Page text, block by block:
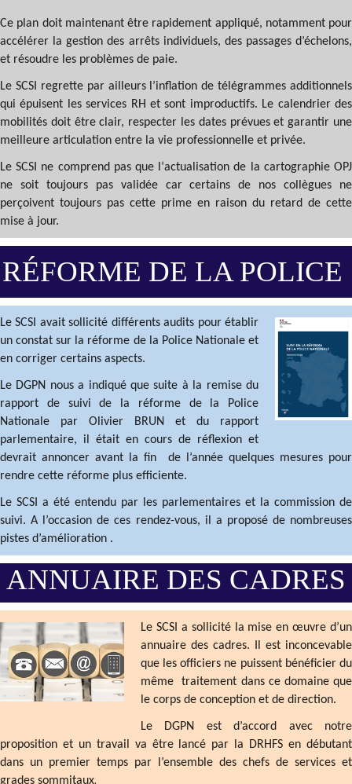
Ce plan doit maintenant être rapidement appliqué, notamment pour
accélérer la gestion des arrêts individuels, des passages d’échelons,
et résoudre les problèmes de paie.
Le SCSI regrette par ailleurs l’inflation de télégrammes additionnels
qui épuisent les services RH et sont improductifs. Le calendrier des
mobilités doit être clair, respecter les dates prévues et garantir une
meilleure articulation entre la vie professionnelle et privée.
Le SCSI ne comprend pas que l‘actualisation de la cartographie OPJ
ne soit toujours pas validée car certains de nos collègues ne
perçoivent toujours pas cette prime en raison du retard de cette
mise à jour.
RÉFORME DE LA POLICE
Le SCSI avait sollicité différents audits pour établir
un constat sur la réforme de la Police Nationale et
en corriger certains aspects.
Le DGPN nous a indiqué que suite à la remise du
rapport de suivi de la réforme de la Police
Nationale par Olivier BRUN et du rapport
parlementaire, il était en cours de réflexion et
devrait annoncer avant la fin de l’année quelques mesures pour
rendre cette réforme plus efficiente.
Le SCSI a été entendu par les parlementaires et la commission de
suivi. A l’occasion de ces rendez-vous, il a proposé de nombreuses
pistes d’amélioration .
ANNUAIRE DES CADRES
Le SCSI a sollicité la mise en œuvre d’un
annuaire des cadres. Il est inconcevable
que les officiers ne puissent bénéficier du
même traitement dans ce domaine que
le corps de conception et de direction.
Le DGPN est d’accord avec notre
proposition et un travail va être lancé par la DRHFS en débutant
dans un premier temps par l’ensemble des chefs de services et
grades sommitaux.